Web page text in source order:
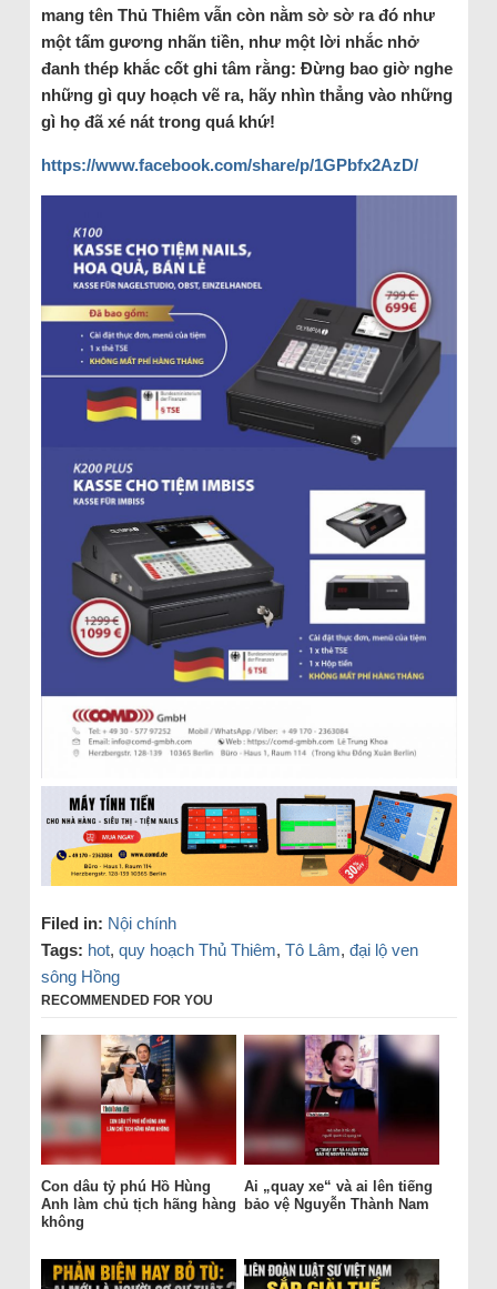
mang tên Thủ Thiêm vẫn còn nằm sờ sờ ra đó như
một tấm gương nhãn tiền, như một lời nhắc nhở
đanh thép khắc cốt ghi tâm rằng: Đừng bao giờ nghe
những gì quy hoạch vẽ ra, hãy nhìn thẳng vào những
gì họ đã xé nát trong quá khứ!
https://www.facebook.com/share/p/1GPbfx2AzD/
Filed in: Nội chính
Tags: hot, quy hoạch Thủ Thiêm, Tô Lâm, đại lộ ven
sông Hồng
RECOMMENDED FOR YOU
Con dâu tỷ phú Hồ Hùng
Anh làm chủ tịch hãng hàng
không
Ai „quay xe“ và ai lên tiếng
bảo vệ Nguyễn Thành Nam